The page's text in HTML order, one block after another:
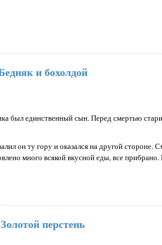
и бохолдой
был единственный сын. Перед смертью
он ту гору и оказался на другой стороне.
много всякой вкусной еды, все прибрано.
перстень